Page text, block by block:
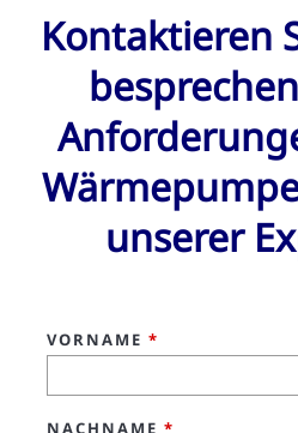
Kontaktieren
unserer
VORNAME *
NACHNAME *